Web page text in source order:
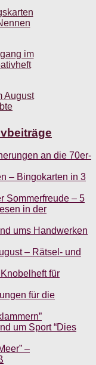
an die 70er-
– Bingokarten in 3
Sommerfreude – 5
in der
ums Handwerken
– Rätsel- und
für
für die
um Sport “Dies
–